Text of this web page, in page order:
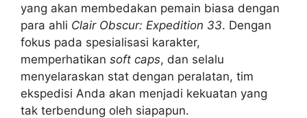
yang akan membedakan pemain biasa dengan
para ahli Clair Obscur: Expedition 33. Dengan
fokus pada spesialisasi karakter,
memperhatikan soft caps, dan selalu
menyelaraskan stat dengan peralatan, tim
ekspedisi Anda akan menjadi kekuatan yang
tak terbendung oleh siapapun.